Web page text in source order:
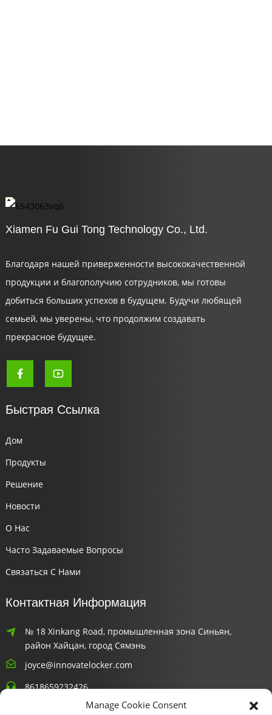
Xiamen Fu Gui Tong Technology Co., Ltd.
Благодаря нашей приверженности высококачественной
продукции и благополучию сотрудников, мы готовы
добиться больших успехов в будущем. Будучи любящей
семьей, мы уверены, что продолжим создавать
прекрасное будущее.
Быстрая Ссылка
Дом
Продукты
Решение
Новости
О Нас
Часто Задаваемые Вопросы
Связаться С Нами
Контактная Информация
№ 18 Xinkang Road, промышленная зона Синьян,
район Хайцан, город Сямэнь
joyce@innovatelocker.com
8618659232426
Manage Cookie Consent